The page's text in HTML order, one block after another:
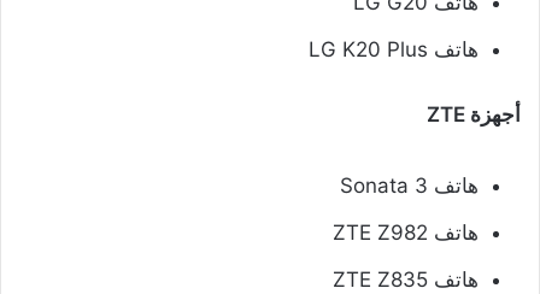
هاتف LG K20 Plus
أجهزة ZTE
هاتف Sonata 3
هاتف ZTE Z982
هاتف ZTE Z835